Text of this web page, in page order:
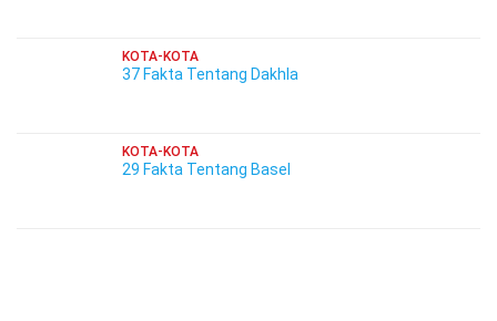
KOTA-KOTA
37 Fakta Tentang Dakhla
KOTA-KOTA
29 Fakta Tentang Basel